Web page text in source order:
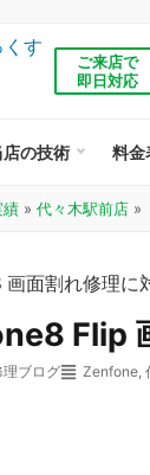
ご来店で
即日対応
店の技術 料金
績 » 代々木駅前店 »
Flip
理ブログ Zenfone,